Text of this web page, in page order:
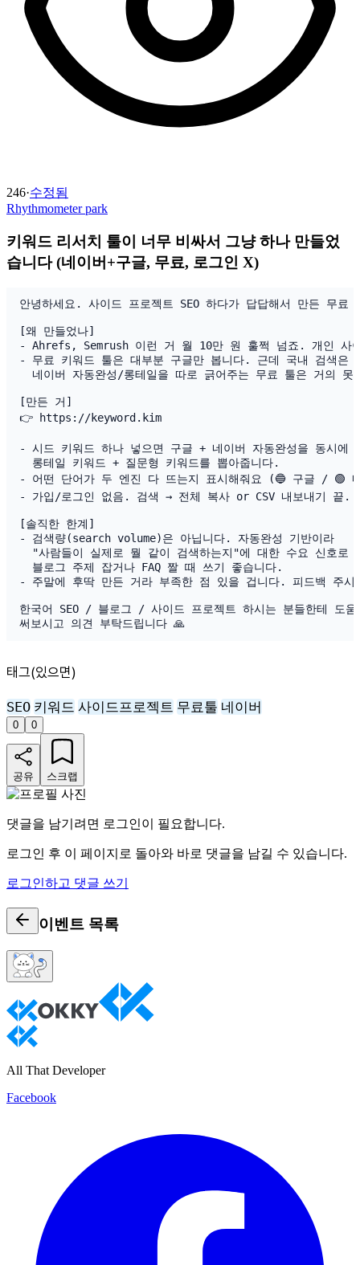
246·수정됨
Rhythmometer park
키워드 리서치 툴이 너무 비싸서 그냥 하나 만들었
습니다 (네이버+구글, 무료, 로그인 X)
안녕하세요. 사이드 프로젝트 SEO 하다가 답답해서 만든 무료
[왜 만들었나]
- Ahrefs, Semrush 이런 거 월 10만 원 훌쩍 넘죠. 개인 사이
- 무료 키워드 툴은 대부분 구글만 봅니다. 근데 국내 검색은
네이버 자동완성/롱테일을 따로 긁어주는 무료 툴은 거의 못
[만든 거]
👉 https://keyword.kim
- 시드 키워드 하나 넣으면 구글 + 네이버 자동완성을 동시에
  롱테일 키워드 + 질문형 키워드를 뽑아줍니다.
- 어떤 단어가 두 엔진 다 뜨는지 표시해줘요 (🔵 구글 / 🟢
- 가입/로그인 없음. 검색 → 전체 복사 or CSV 내보내기 끝.
[솔직한 한계]
- 검색량(search volume)은 아닙니다. 자동완성 기반이라
"사람들이 실제로 뭘 같이 검색하는지"에 대한 수요 신호로
  블로그 주제 잡거나 FAQ 짤 때 쓰기 좋습니다.
- 주말에 후딱 만든 거라 부족한 점 있을 겁니다. 피드백 주시
한국어 SEO / 블로그 / 사이드 프로젝트 하시는 분들한테 도
태그(있으면)
SEO 키워드 사이드프로젝트 무료툴 네이버
0 0
공유 스크랩
댓글을 남기려면 로그인이 필요합니다.
로그인 후 이 페이지로 돌아와 바로 댓글을 남길 수 있습니다.
로그인하고 댓글 쓰기
이벤트 목록
All That Developer
Facebook